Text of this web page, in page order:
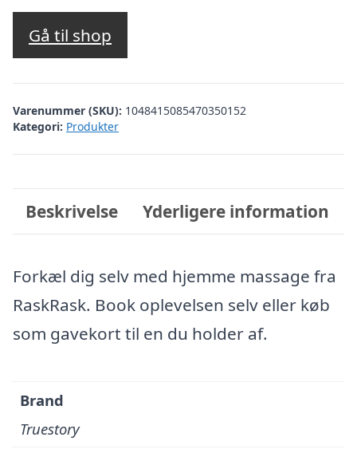
Gå til shop
Varenummer (SKU): 1048415085470350152
Kategori: Produkter
Beskrivelse Yderligere information
Forkæl dig selv med hjemme massage fra
RaskRask. Book oplevelsen selv eller køb
som gavekort til en du holder af.
Brand
Truestory